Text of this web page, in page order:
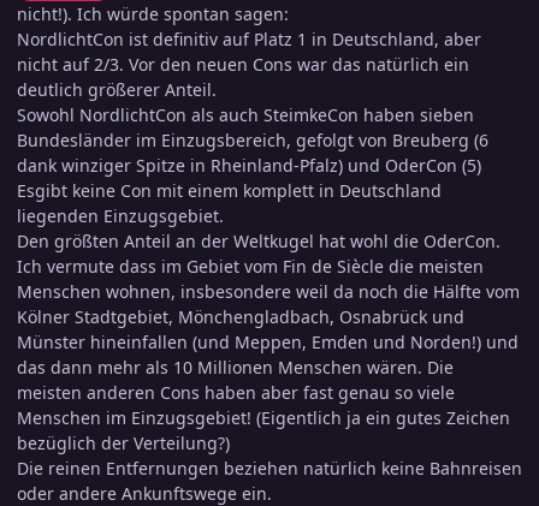
nicht!). Ich würde spontan sagen:
NordlichtCon ist definitiv auf Platz 1 in Deutschland, aber
nicht auf 2/3. Vor den neuen Cons war das natürlich ein
deutlich größerer Anteil.
Sowohl NordlichtCon als auch SteimkeCon haben sieben
Bundesländer im Einzugsbereich, gefolgt von Breuberg (6
dank winziger Spitze in Rheinland-Pfalz) und OderCon (5)
Esgibt keine Con mit einem komplett in Deutschland
liegenden Einzugsgebiet.
Den größten Anteil an der Weltkugel hat wohl die OderCon.
Ich vermute dass im Gebiet vom Fin de Siècle die meisten
Menschen wohnen, insbesondere weil da noch die Hälfte vom
Kölner Stadtgebiet, Mönchengladbach, Osnabrück und
Münster hineinfallen (und Meppen, Emden und Norden!) und
das dann mehr als 10 Millionen Menschen wären. Die
meisten anderen Cons haben aber fast genau so viele
Menschen im Einzugsgebiet! (Eigentlich ja ein gutes Zeichen
bezüglich der Verteilung?)
Die reinen Entfernungen beziehen natürlich keine Bahnreisen
oder andere Ankunftswege ein.